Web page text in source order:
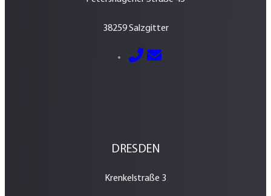
38259 Salzgitter
05341 – 2884600
E-Mail senden
DRESDEN
Krenkelstraße 3